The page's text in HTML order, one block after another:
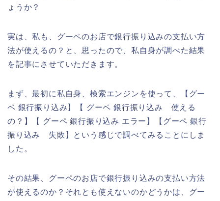
ょうか？
実は、私も、グーペのお店で銀行振り込みの支払い方
法が使えるの？と、思ったので、私自身が調べた結果
を記事にさせていただきます。
まず、最初に私自身、検索エンジンを使って、【グー
ペ 銀行振り込み】【 グーペ 銀行振り込み 使える
の？】【 グーペ 銀行振り込み エラー】【グーペ 銀行
振り込み 失敗】という感じで調べてみることにしま
した。
その結果、グーペのお店で銀行振り込みの支払い方法
が使えるのか？それとも使えないのかどうかは、グー